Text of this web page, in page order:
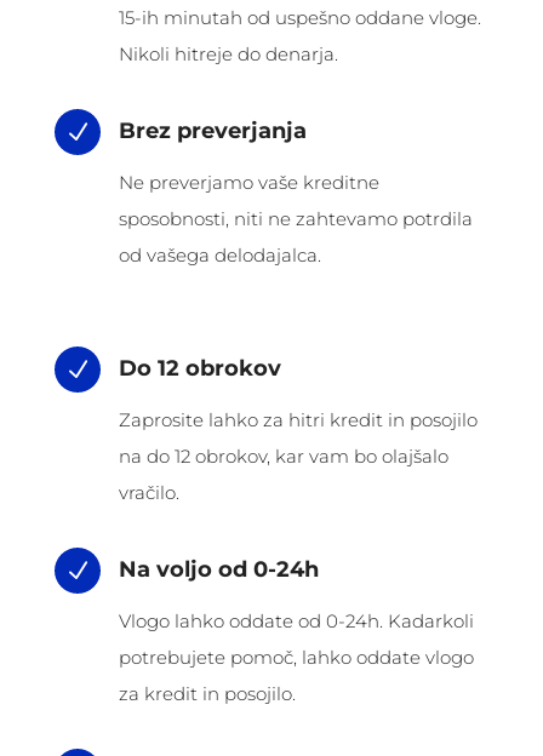
15-ih minutah od uspešno oddane vloge.
Nikoli hitreje do denarja.
N Brez preverjanja
Ne preverjamo vaše kreditne
sposobnosti, niti ne zahtevamo potrdila
od vašega delodajalca.
N Do 12 obrokov
Zaprosite lahko za hitri kredit in posojilo
na do 12 obrokov, kar vam bo olajšalo
vračilo.
N Na voljo od 0-24h
Vlogo lahko oddate od 0-24h. Kadarkoli
potrebujete pomoč, lahko oddate vlogo
za kredit in posojilo.